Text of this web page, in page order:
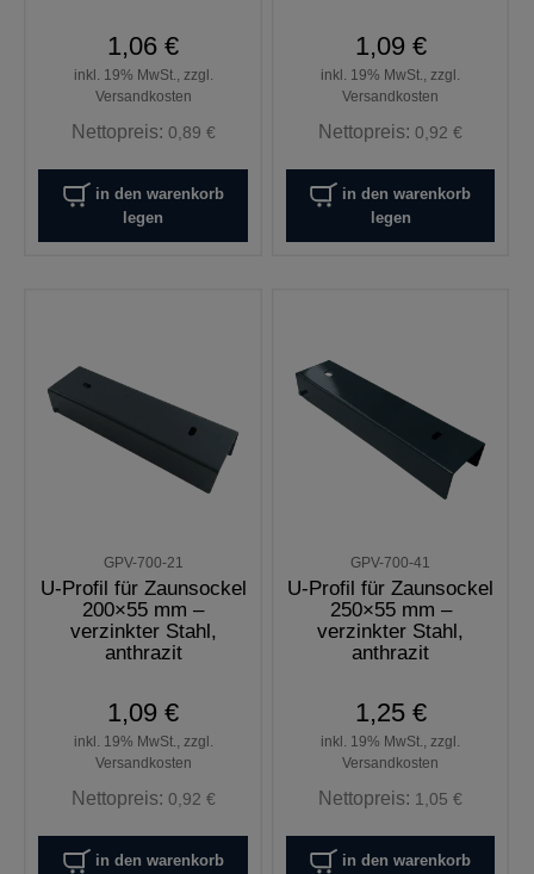
1,06 €
inkl. 19% MwSt., zzgl.
Versandkosten
Nettopreis: 0,89 €
in den warenkorb
legen
1,09 €
inkl. 19% MwSt., zzgl.
Versandkosten
Nettopreis:0,92 €
in den warenkorb
legen
GPV-700-21
U-Profil für Zaunsockel
200×55 mm –
verzinkter Stahl,
anthrazit
1,09 €
inkl. 19% MwSt., zzgl.
Versandkosten
Nettopreis: 0,92 €
in den warenkorb
GPV-700-41
U-Profil für Zaunsockel
250×55 mm –
verzinkter Stahl,
anthrazit
1,25 €
inkl. 19% MwSt., zzgl.
Versandkosten
Nettopreis: 1,05 €
in den warenkorb